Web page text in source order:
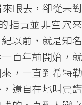
眼去，卻從未對
指責並非空穴來
以前，就是知名
百年前開始，就
，一直到希特勒
還自在地叫賣謊